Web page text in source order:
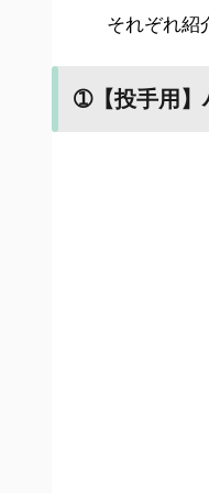
それぞれ紹
➀【投手用